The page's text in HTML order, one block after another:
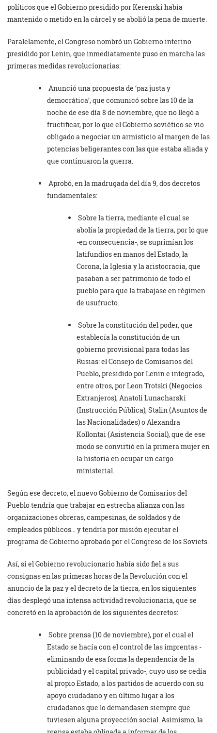
políticos que el Gobierno presidido por Kerenski había
mantenido o metido en la cárcel y se abolió la pena de muerte.
Paralelamente, el Congreso nombró un Gobierno interino
presidido por Lenin, que inmediatamente puso en marcha las
primeras medidas revolucionarias:
Anunció una propuesta de ‘paz justa y
democrática’, que comunicó sobre las 10 de la
noche de ese día 8 de noviembre, que no llegó a
fructificar, por lo que el Gobierno soviético se vio
obligado a negociar un armisticio al margen de las
potencias beligerantes con las que estaba aliada y
que continuaron la guerra.
Aprobó, en la madrugada del día 9, dos decretos
fundamentales:
Sobre la tierra, mediante el cual se
abolía la propiedad de la tierra, por lo que
-en consecuencia-, se suprimían los
latifundios en manos del Estado, la
Corona, la Iglesia y la aristocracia, que
pasaban a ser patrimonio de todo el
pueblo para que la trabajase en régimen
de usufructo.
Sobre la constitución del poder, que
establecía la constitución de un
gobierno provisional para todas las
Rusias: el Consejo de Comisarios del
Pueblo, presidido por Lenin e integrado,
entre otros, por Leon Trotski (Negocios
Extranjeros), Anatoli Lunacharski
(Instrucción Pública), Stalin (Asuntos de
las Nacionalidades) o Alexandra
Kollontai (Asistencia Social), que de ese
modo se convirtió en la primera mujer en
la historia en ocupar un cargo
ministerial.
Según ese decreto, el nuevo Gobierno de Comisarios del
Pueblo tendría que trabajar en estrecha alianza con las
organizaciones obreras, campesinas, de soldados y de
empleados públicos… y tendría por misión ejecutar el
programa de Gobierno aprobado por el Congreso de los Soviets.
Así, si el Gobierno revolucionario había sido fiel a sus
consignas en las primeras horas de la Revolución con el
anuncio de la paz y el decreto de la tierra, en los siguientes
días desplegó una intensa actividad revolucionaria, que se
concretó en la aprobación de los siguientes decretos:
Sobre prensa (10 de noviembre), por el cual el
Estado se hacía con el control de las imprentas -
eliminando de esa forma la dependencia de la
publicidad y el capital privado-, cuyo uso se cedía
al propio Estado, a los partidos de acuerdo con su
apoyo ciudadano y en último lugar a los
ciudadanos que lo demandasen siempre que
tuviesen alguna proyección social. Asimismo, la